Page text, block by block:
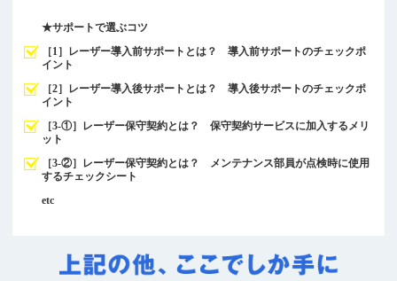
★サポートで選ぶコツ
［1］レーザー導入前サポートとは？ 導入前サポートのチェックポ
イント
［2］レーザー導入後サポートとは？ 導入後サポートのチェックポ
イント
［3-①］レーザー保守契約とは？ 保守契約サービスに加入するメリ
ット
［3-②］レーザー保守契約とは？ メンテナンス部員が点検時に使用
するチェックシート
etc